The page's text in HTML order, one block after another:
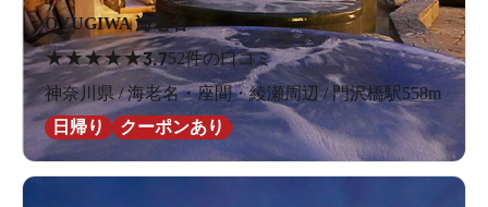
OYUGIWA 海老名
★★★★★3.752件の口コミ
神奈川県 / 海老名・座間・綾瀬周辺 / 門沢橋駅558m
日帰り
クーポンあり